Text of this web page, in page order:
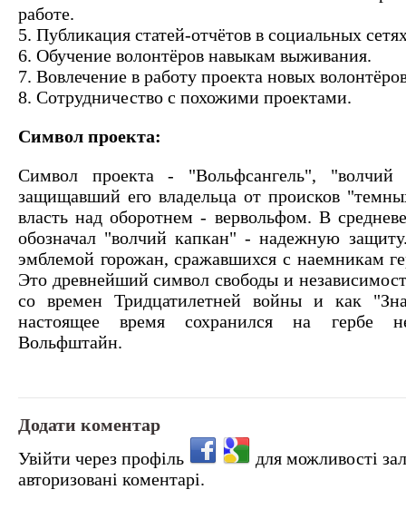
работе.
5. Публикация статей-отчётов в социальных
6. Обучение волонтёров навыкам выживания.
7. Вовлечение в работу проекта новых
8. Сотрудничество с похожими проектами.
Символ проекта:
Символ проекта - "Вольфсангель",
защищавший его владельца от происков
власть над оборотнем - вервольфом. В
обозначал "волчий капкан" - надежную
эмблемой горожан, сражавшихся с наемникам
Это древнейший символ свободы и
со времен Тридцатилетней войны и как
настоящее время сохранился на гербе
Вольфштайн.
Додати коментар
Увійти через профіль
для можливості
авторизовані коментарі.